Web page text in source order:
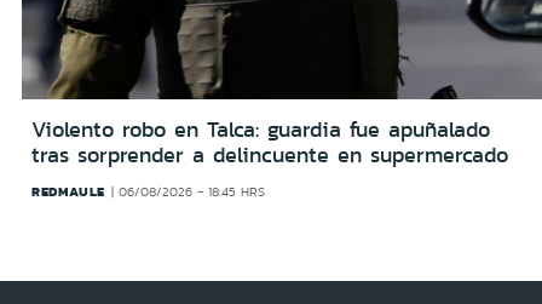
Violento robo en Talca: guardia fue apuñalado
tras sorprender a delincuente en supermercado
REDMAULE 06/08/2026 - 18:45 HRS